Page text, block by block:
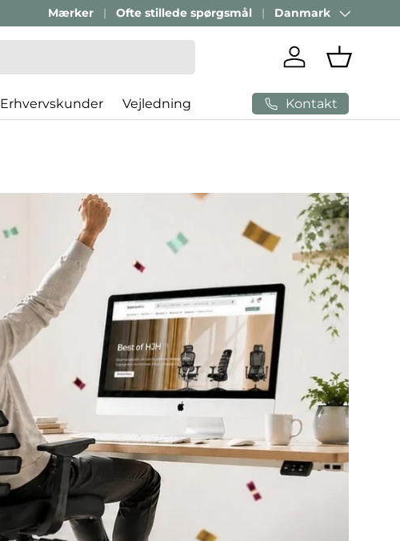
Mærker Ofte stillede spørgsmål Land/Region
Danmark
Log ind
Erhvervskunder Vejledning Kontakt